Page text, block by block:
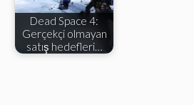
Dead Space 4:
Gerçekçi olmayan
satış hedefleri…